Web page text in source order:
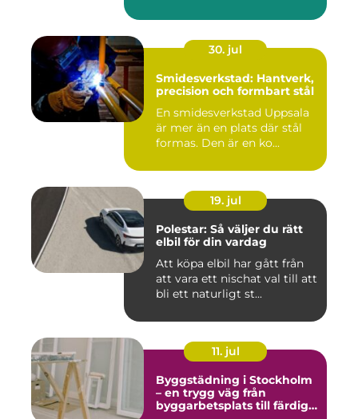
30. jul
Smidesverkstad: Hantverk,
precision och formbart stål
En smidesverkstad Uppsala
är mer än en plats där stål
formas. Den är en ko...
19. jul
Polestar: Så väljer du rätt
elbil för din vardag
Att köpa elbil har gått från
att vara ett nischat val till att
bli ett naturligt st...
11. jul
Byggstädning i Stockholm
– en trygg väg från
byggarbetsplats till färdig